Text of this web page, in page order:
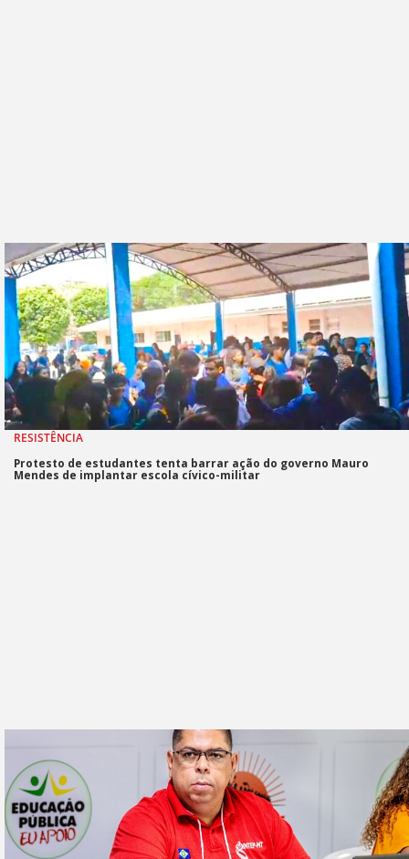
RESISTÊNCIA
Protesto de estudantes tenta barrar ação do governo Mauro
Mendes de implantar escola cívico-militar